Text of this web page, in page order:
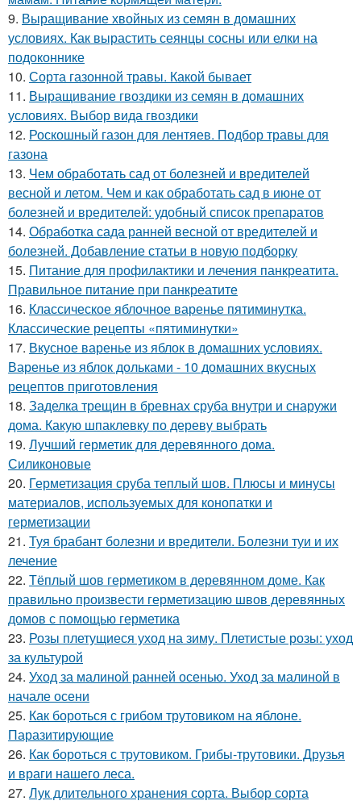
9. Выращивание хвойных из семян в домашних
условиях. Как вырастить сеянцы сосны или елки на
подоконнике
10. Сорта газонной травы. Какой бывает
11. Выращивание гвоздики из семян в домашних
условиях. Выбор вида гвоздики
12. Роскошный газон для лентяев. Подбор травы для
газона
13. Чем обработать сад от болезней и вредителей
весной и летом. Чем и как обработать сад в июне от
болезней и вредителей: удобный список препаратов
14. Обработка сада ранней весной от вредителей и
болезней. Добавление статьи в новую подборку
15. Питание для профилактики и лечения панкреатита.
Правильное питание при панкреатите
16. Классическое яблочное варенье пятиминутка.
Классические рецепты «пятиминутки»
17. Вкусное варенье из яблок в домашних условиях.
Варенье из яблок дольками - 10 домашних вкусных
рецептов приготовления
18. Заделка трещин в бревнах сруба внутри и снаружи
дома. Какую шпаклевку по дереву выбрать
19. Лучший герметик для деревянного дома.
Силиконовые
20. Герметизация сруба теплый шов. Плюсы и минусы
материалов, используемых для конопатки и
герметизации
21. Туя брабант болезни и вредители. Болезни туи и их
лечение
22. Тёплый шов герметиком в деревянном доме. Как
правильно произвести герметизацию швов деревянных
домов с помощью герметика
23. Розы плетущиеся уход на зиму. Плетистые розы: уход
за культурой
24. Уход за малиной ранней осенью. Уход за малиной в
начале осени
25. Как бороться с грибом трутовиком на яблоне.
Паразитирующие
26. Как бороться с трутовиком. Грибы-трутовики. Друзья
и враги нашего леса.
27. Лук длительного хранения сорта. Выбор сорта